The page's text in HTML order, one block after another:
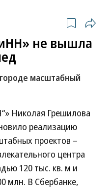
не вышла
масштабный
Николая Грешилова
реализацию
проектов –
центра
120 тыс. кв. м и
млн. В Сбербанке,